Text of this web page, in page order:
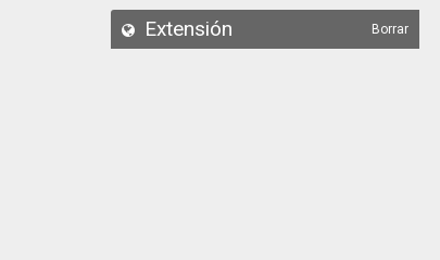
Extensión Borrar